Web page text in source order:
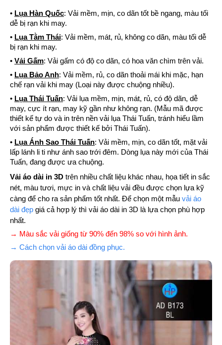
• Lụa Hàn Quốc: Vải mềm, mịn, co dãn tốt bề ngang, màu tối
dễ bị rạn khi may.
• Lụa Tằm Thái: Vải mềm, mát, rủ, không co dãn, màu tối dễ
bị rạn khi may.
• Vải Gấm: Vải gấm có độ co dãn, có hoa văn chìm trên vải.
• Lụa Bảo Anh: Vải mềm, rủ, co dãn thoải mái khi mặc, hạn
chế rạn vải khi may (Loại này được chuộng nhiều).
• Lụa Thái Tuấn: Vải lụa mềm, mịn, mát, rủ, có độ dãn, dễ
may, cực ít rạn, may kỹ gần như không rạn. (Mẫu mã được
thiết kế tự do và in trên nền vải lụa Thái Tuấn, tránh hiểu lầm
với sản phẩm được thiết kế bởi Thái Tuấn).
• Lụa Ánh Sao Thái Tuấn: Vải mềm, mịn, co dãn tốt, mặt vải
lấp lánh li ti như ánh sao trới đêm. Dòng lụa này mới của Thái
Tuấn, đang được ưa chuộng.
Vải áo dài in 3D trên nhiều chất liệu khác nhau, họa tiết in sắc
nét, màu tươi, mực in và chất liệu vải đều được chọn lựa kỹ
càng để cho ra sản phẩm tốt nhất. Để chọn một mẫu vải áo
dài đẹp giá cả hợp lý thì vải áo dài in 3D là lựa chọn phù hợp
nhất.
→ Màu sắc vải giống từ 90% đến 98% so với hình ảnh.
→ Cách chọn vải áo dài đồng phục.